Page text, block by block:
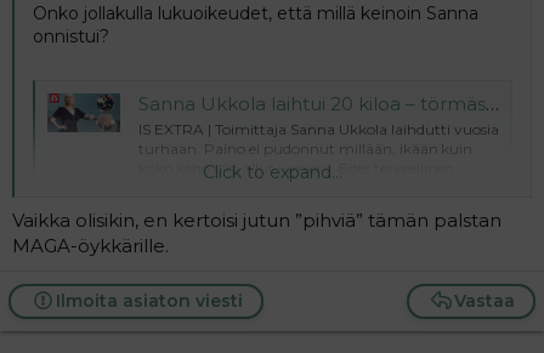
Onko jollakulla lukuoikeudet, että millä keinoin Sanna
onnistui?
Sanna Ukkola laihtui 20 kiloa – törmäsi netissä metodiin, jota noudattaa nyt säntillisesti: ”Mieheni sanoo, että olen ihan eri ihminen”
IS EXTRA | Toimittaja Sanna Ukkola laihdutti vuosia
turhaan. Paino ei pudonnut millään, ikään kuin
koko keho olisi ollut jumissa. Edes terveellinen
ruokavalio ei yksin auttanut. Sitten hän törmäsi
alkoivat karista kuin itsestään.
www.is.fi
Click to expand...
Vaikka olisikin, en kertoisi jutun ”pihviä” tämän palstan
MAGA-öykkärille.
Vastaa
Ilmoita asiaton viesti